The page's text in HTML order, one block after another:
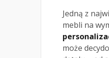
Jedną z
mebli na
może